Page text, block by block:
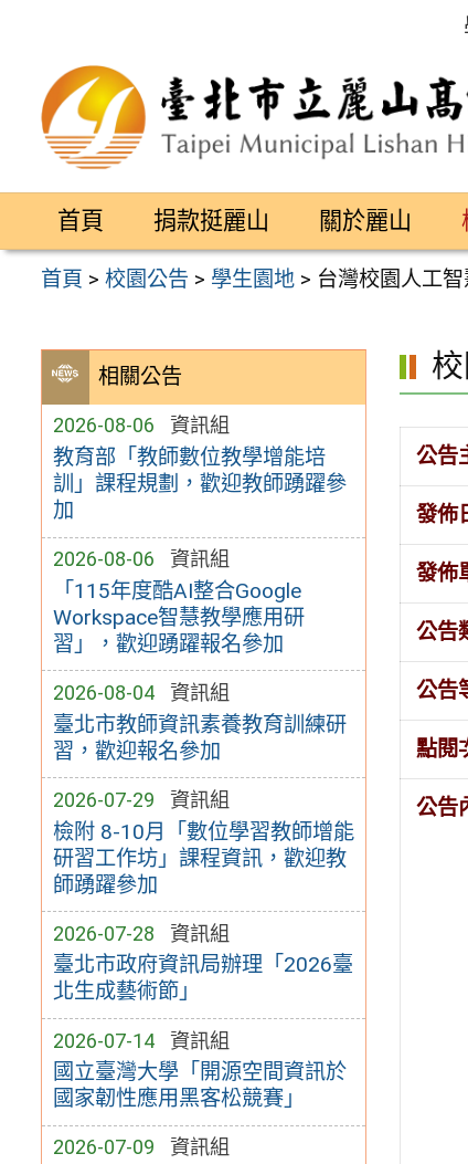
區
首頁 捐款挺麗山 關於麗山
首頁 >校園公告 > 學生園地 > 台灣校園人工
相關公告
2026-08-06 資訊組
教育部「教師數位教學增能培
訓」課程規劃，歡迎教師踴躍參
加
2026-08-06 資訊組
「115年度酷AI整合Google
Workspace智慧教學應用研
習」，歡迎踴躍報名參加
2026-08-04 資訊組
臺北市教師資訊素養教育訓練研
習，歡迎報名參加
2026-07-29 資訊組
檢附 8-10月「數位學習教師增能
研習工作坊」課程資訊，歡迎教
師踴躍參加
2026-07-28 資訊組
臺北市政府資訊局辦理「2026臺
北生成藝術節」
2026-07-14 資訊組
國立臺灣大學「開源空間資訊於
國家韌性應用黑客松競賽」
2026-07-09 資訊組
公告
發佈
發佈
公告
公告
點閱
公告